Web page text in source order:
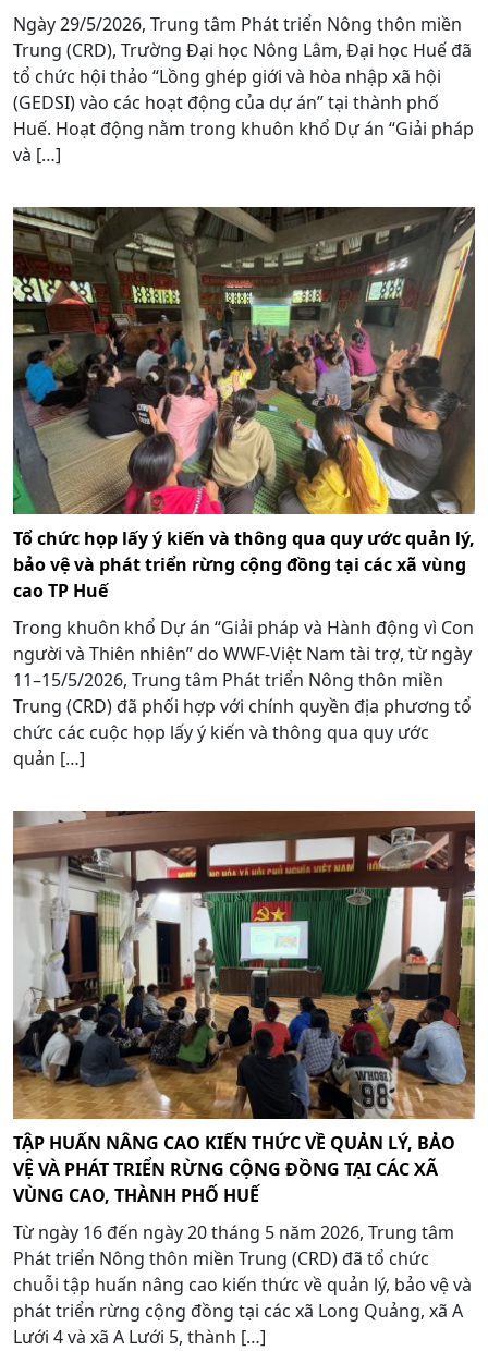
Ngày 29/5/2026, Trung tâm Phát triển Nông thôn miền
Trung (CRD), Trường Đại học Nông Lâm, Đại học Huế đã
tổ chức hội thảo “Lồng ghép giới và hòa nhập xã hội
(GEDSI) vào các hoạt động của dự án” tại thành phố
Huế. Hoạt động nằm trong khuôn khổ Dự án “Giải pháp
và […]
Tổ chức họp lấy ý kiến và thông qua quy ước quản lý,
bảo vệ và phát triển rừng cộng đồng tại các xã vùng
cao TP Huế
Trong khuôn khổ Dự án “Giải pháp và Hành động vì Con
người và Thiên nhiên” do WWF-Việt Nam tài trợ, từ ngày
11–15/5/2026, Trung tâm Phát triển Nông thôn miền
Trung (CRD) đã phối hợp với chính quyền địa phương tổ
chức các cuộc họp lấy ý kiến và thông qua quy ước
quản […]
TẬP HUẤN NÂNG CAO KIẾN THỨC VỀ QUẢN LÝ, BẢO
VỆ VÀ PHÁT TRIỂN RỪNG CỘNG ĐỒNG TẠI CÁC XÃ
VÙNG CAO, THÀNH PHỐ HUẾ
Từ ngày 16 đến ngày 20 tháng 5 năm 2026, Trung tâm
Phát triển Nông thôn miền Trung (CRD) đã tổ chức
chuỗi tập huấn nâng cao kiến thức về quản lý, bảo vệ và
phát triển rừng cộng đồng tại các xã Long Quảng, xã A
Lưới 4 và xã A Lưới 5, thành […]